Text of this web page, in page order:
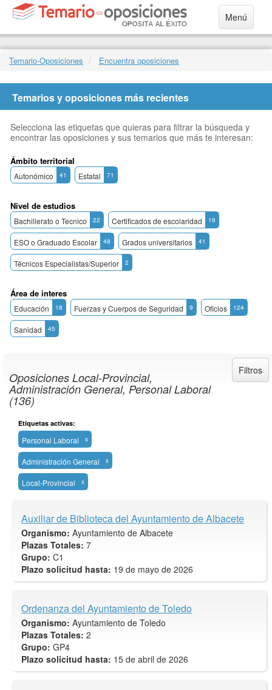
Menú
Temario-Oposiciones Encuentra oposiciones
Temarios y oposiciones más recientes
Selecciona las etiquetas que quieras para filtrar la búsqueda y
encontrar las oposiciones y sus temarios que más te interesan:
Ámbito territorial
Autonómico 41 Estatal 71
Nivel de estudios
Bachillerato o Tecnico 22 Certificados de escolaridad 19
ESO o Graduado Escolar 48 Grados universitarios 41
Técnicos Especialistas/Superior 2
Área de interes
Educación 18 Fuerzas y Cuerpos de Seguridad 9 Oficios 124
Sanidad 45
Oposiciones Local-Provincial,
Administración General, Personal Laboral
(136)
Filtros
Etiquetas activas:
Personal Laboral x
Administración General x
Local-Provincial x
Auxiliar de Biblioteca del Ayuntamiento de Albacete
Organismo: Ayuntamiento de Albacete
Plazas Totales: 7
Grupo: C1
Plazo solicitud hasta: 19 de mayo de 2026
Ordenanza del Ayuntamiento de Toledo
Organismo: Ayuntamiento de Toledo
Plazas Totales: 2
Grupo: GP4
Plazo solicitud hasta: 15 de abril de 2026